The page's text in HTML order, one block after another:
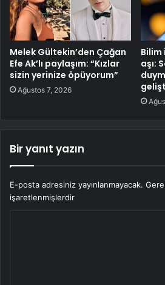
Melek Gültekin’den Çağan
Efe Ak’lı paylaşım: “Kızlar
sizin yerinize öpüyorum”
Ağustos 7, 2026
Bilim
aşı:
Bir yanıt yazın
E-posta adresiniz yayınlanmayacak.
işaretlenmişlerdir